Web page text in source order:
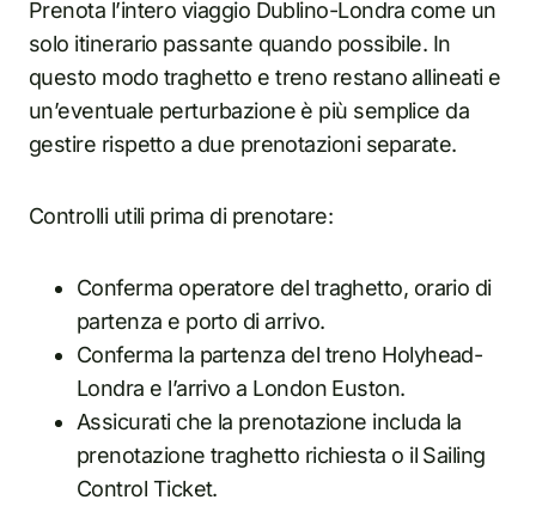
Prenota l’intero viaggio Dublino-Londra come un
solo itinerario passante quando possibile. In
questo modo traghetto e treno restano allineati e
un’eventuale perturbazione è più semplice da
gestire rispetto a due prenotazioni separate.
Controlli utili prima di prenotare:
Conferma operatore del traghetto, orario di
partenza e porto di arrivo.
Conferma la partenza del treno Holyhead-
Londra e l’arrivo a London Euston.
Assicurati che la prenotazione includa la
prenotazione traghetto richiesta o il Sailing
Control Ticket.